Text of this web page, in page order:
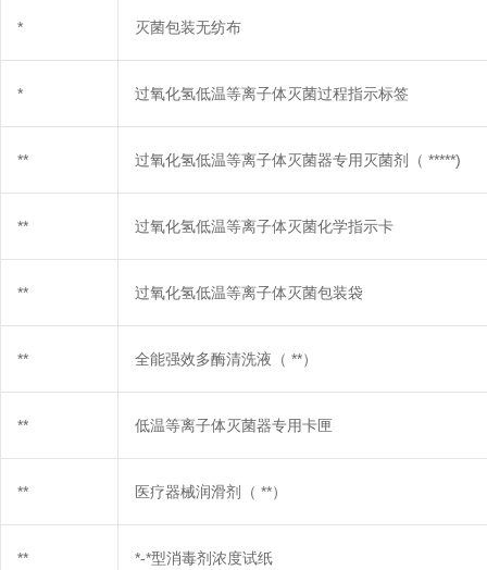
* 灭菌包装无纺布
* 过氧化氢低温等离子体灭菌过程指示标签
** 过氧化氢低温等离子体灭菌器专用灭菌剂（ *****)
** 过氧化氢低温等离子体灭菌化学指示卡
** 过氧化氢低温等离子体灭菌包装袋
** 全能强效多酶清洗液（ **）
** 低温等离子体灭菌器专用卡匣
** 医疗器械润滑剂（ **）
** *-*型消毒剂浓度试纸